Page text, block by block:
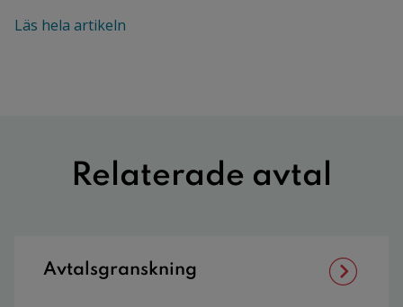
Läs hela artikeln
Relaterade avtal
Avtalsgranskning